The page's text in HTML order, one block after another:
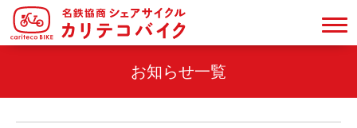
お知らせ一覧